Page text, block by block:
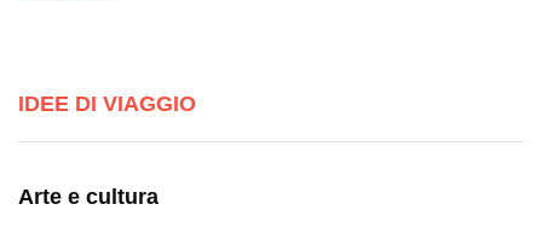
IDEE DI VIAGGIO
Arte e cultura